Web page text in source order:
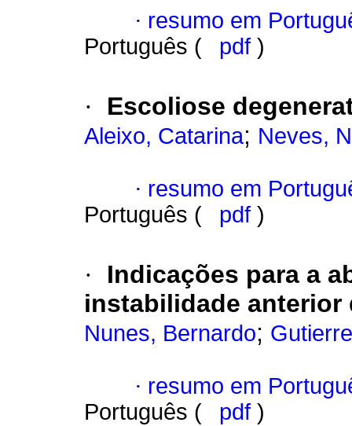
· resumo em
Português (
pdf )
· Escoliose
Aleixo, Catarina; Neves,
· resumo em
Português (
pdf )
·
Indicações para a
instabilidade anterior
Nunes, Bernardo;
· resumo em
Português (
pdf )